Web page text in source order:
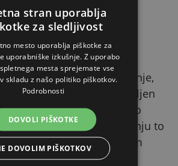
za ležanje in
2 gnezdi za nesenje,
Kokošnjak je opremljen
ki podpirata naravno
vsakodnevnem kmetovanju to
v jati in bolj jasen režim
stran uporablja
za sledljivost
mesto uporablja piškotke za
uporabniške izkušnje. Z uporabo
mesta sprejemate vse
skladu z našo politiko piškotkov.
Podrobnosti
DOVOLI PIŠKOTKE
DOVOLIM PIŠKOTKOV